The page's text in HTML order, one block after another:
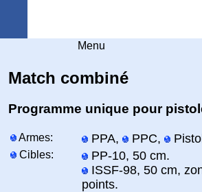
Menu
Match combiné
Programme unique pour
Armes: PPA, PPC,
Cibles:
PP-10, 50 cm.
ISSF-98, 50 cm,
points.